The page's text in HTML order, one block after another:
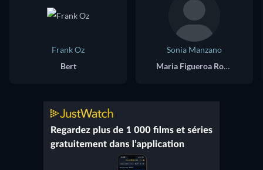
Frank Oz
Bert
Sonia Manzano
Maria Figueroa Rodriguez